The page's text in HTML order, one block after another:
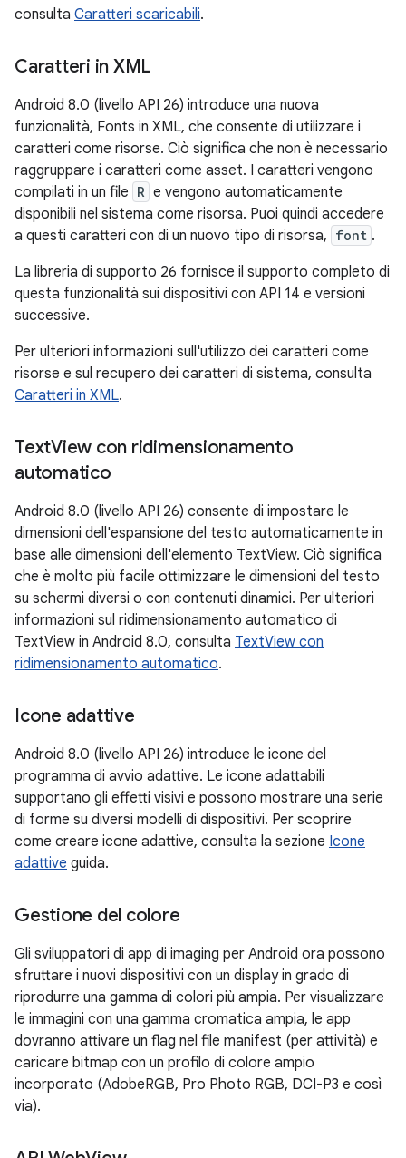
consulta Caratteri scaricabili.
Caratteri in XML
Android 8.0 (livello API 26) introduce una nuova
funzionalità, Fonts in XML, che consente di utilizzare i
caratteri come risorse. Ciò significa che non è necessario
raggruppare i caratteri come asset. I caratteri vengono
compilati in un file R e vengono automaticamente
disponibili nel sistema come risorsa. Puoi quindi accedere
a questi caratteri con di un nuovo tipo di risorsa, font .
La libreria di supporto 26 fornisce il supporto completo di
questa funzionalità sui dispositivi con API 14 e versioni
successive.
Per ulteriori informazioni sull'utilizzo dei caratteri come
risorse e sul recupero dei caratteri di sistema, consulta
Caratteri in XML.
TextView con ridimensionamento
automatico
Android 8.0 (livello API 26) consente di impostare le
dimensioni dell'espansione del testo automaticamente in
base alle dimensioni dell'elemento TextView. Ciò significa
che è molto più facile ottimizzare le dimensioni del testo
su schermi diversi o con contenuti dinamici. Per ulteriori
informazioni sul ridimensionamento automatico di
TextView in Android 8.0, consulta TextView con
ridimensionamento automatico.
Icone adattive
Android 8.0 (livello API 26) introduce le icone del
programma di avvio adattive. Le icone adattabili
supportano gli effetti visivi e possono mostrare una serie
di forme su diversi modelli di dispositivi. Per scoprire
come creare icone adattive, consulta la sezione Icone
adattive guida.
Gestione del colore
Gli sviluppatori di app di imaging per Android ora possono
sfruttare i nuovi dispositivi con un display in grado di
riprodurre una gamma di colori più ampia. Per visualizzare
le immagini con una gamma cromatica ampia, le app
dovranno attivare un flag nel file manifest (per attività) e
caricare bitmap con un profilo di colore ampio
incorporato (AdobeRGB, Pro Photo RGB, DCI-P3 e così
via).